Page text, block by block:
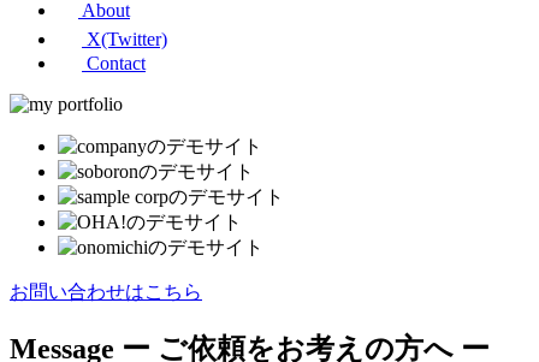
About
X(Twitter)
Contact
お問い合わせはこちら
Message ー ご依頼をお考えの方へ ー